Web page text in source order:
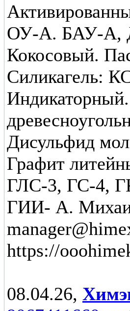
ОУ-А. БАУ-А,
Кокосовый.
Силикагель:
Дисульфид
Графит
ГЛС-3, ГС-4,
ГИИ- А.
https://
08.04.26,